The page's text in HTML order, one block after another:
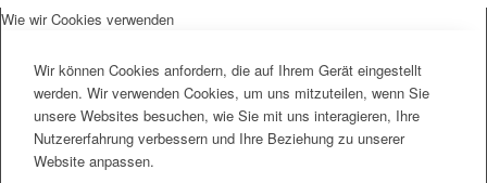
Wie wir Cookies verwenden
Wir können Cookies anfordern, die auf Ihrem Gerät eingestellt
werden. Wir verwenden Cookies, um uns mitzuteilen, wenn Sie
unsere Websites besuchen, wie Sie mit uns interagieren, Ihre
Nutzererfahrung verbessern und Ihre Beziehung zu unserer
Website anpassen.